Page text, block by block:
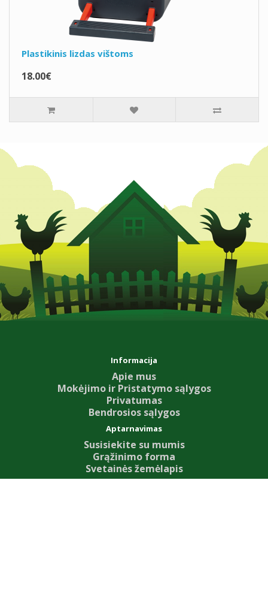
Plastikinis lizdas vištoms
18.00€
Informacija
Apie mus
Mokėjimo ir Pristatymo sąlygos
Privatumas
Bendrosios sąlygos
Aptarnavimas
Susisiekite su mumis
Grąžinimo forma
Svetainės žemėlapis